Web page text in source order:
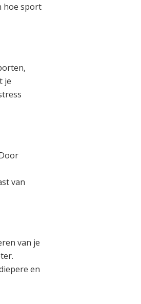
hoe sport
je
van
van je
en